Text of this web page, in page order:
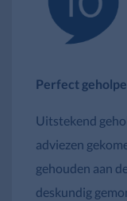
Perfect
Uitstekend
adviezen
gehouden aan
deskundig